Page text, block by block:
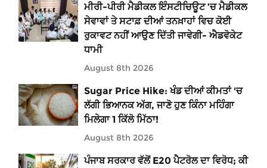
ਮੀਰੀ-ਪੀਰੀ ਮੈਡੀਕਲ ਇੰਸਟੀਚਿਊਟ ’ਚ ਮੈਡੀਕਲ
ਸੇਵਾਵਾਂ ਤੇ ਸਟਾਫ਼ ਦੀਆਂ ਤਨਖ਼ਾਹਾਂ ਵਿਚ ਕੋਈ
ਰੁਕਾਵਟ ਨਹੀਂ ਆਉਣ ਦਿੱਤੀ ਜਾਵੇਗੀ- ਐਡਵੋਕੇਟ
ਧਾਮੀ
August 8th 2026
Sugar Price Hike: ਖੰਡ ਦੀਆਂ ਕੀਮਤਾਂ 'ਚ
ਲੱਗੀ ਭਿਆਨਕ ਅੱਗ, ਜਾਣੋ ਹੁਣ ਕਿੰਨਾ ਮਹਿੰਗਾ
ਮਿਲੇਗਾ 1 ਕਿੱਲੋ ਮਿੱਠਾ!
August 8th 2026
ਪੰਜਾਬ ਸਰਕਾਰ ਵੱਲੋਂ E20 ਪੈਟਰੋਲ ਦਾ ਵਿਰੋਧ; ਕੀ